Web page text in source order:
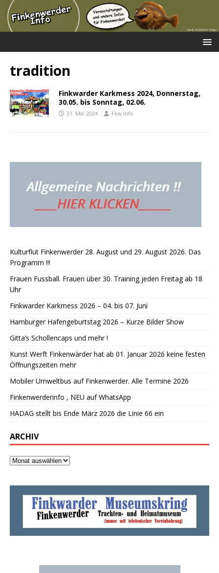
tradition
Finkwarder Karkmess 2024, Donnerstag,
30.05. bis Sonntag, 02.06.
31. Mai 2024 Fkw Info
Kulturflut Finkenwerder 28. August und 29. August 2026. Das
Programm !!!
Frauen Fussball. Frauen über 30. Training jeden Freitag ab 18
Uhr
Finkwarder Karkmess 2026 – 04. bis 07. Juni
Hamburger Hafengeburtstag 2026 – Kurze Bilder Show
Gitta’s Schollencaps und mehr !
Kunst Werft Finkenwärder hat ab 01. Januar 2026 keine festen
Öffnungszeiten mehr
Mobiler Umweltbus auf Finkenwerder. Alle Termine 2026
Finkenwerderinfo , NEU auf WhatsApp
HADAG stellt bis Ende März 2026 die Linie 66 ein
ARCHIV